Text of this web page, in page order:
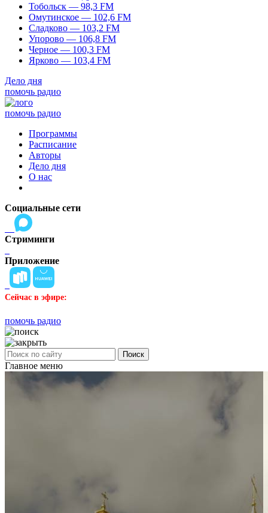
Тобольск — 98,3 FM
Омутинское — 102,6 FM
Сладково — 103,2 FM
Упорово — 106,8 FM
Черное — 100,3 FM
Ярково — 103,4 FM
Дело дня
помочь радио
помочь радио
Программы
Расписание
Авторы
Дело дня
О нас
Социальные сети
Стриминги
Приложение
Сейчас в эфире:
помочь радио
Поиск
Главное меню